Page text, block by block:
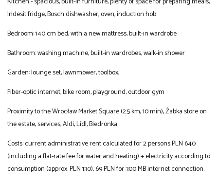
Indesit fridge, Bosch dishwasher, oven, induction hob
Bedroom: 140 cm bed, with a new mattress, built-in wardrobe
Bathroom: washing machine, built-in wardrobes, walk-in shower
Garden: lounge set, lawnmower, toolbox,
Fiber-optic internet, bike room, playground, outdoor gym
Proximity to the Wrocław Market Square (2.5 km, 10 min), Żabka store on
the estate, services, Aldi, Lidl, Biedronka
Costs: current administrative rent calculated for 2 persons PLN 640
(including a flat-rate fee for water and heating) + electricity according to
consumption (approx. PLN 130), 69 PLN for 300 MB internet connection.